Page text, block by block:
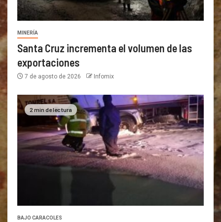
MINERÍA
Santa Cruz incrementa el volumen de las
exportaciones
7 de agosto de 2026 Infomix
2 min de lectura
BAJO CARACOLES